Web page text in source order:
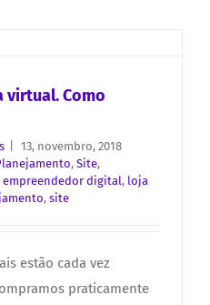
virtual. Como
13, novembro, 2018
, Site,
empreendedor digital, loja
, site
estão cada vez
praticamente